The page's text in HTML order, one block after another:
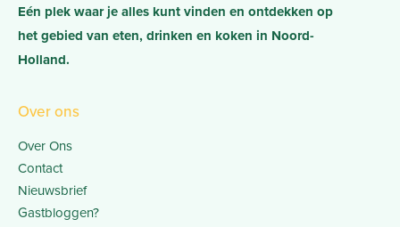
Eén plek waar je alles kunt vinden en ontdekken op
het gebied van eten, drinken en koken in Noord-
Holland.
Over ons
Over Ons
Contact
Nieuwsbrief
Gastbloggen?